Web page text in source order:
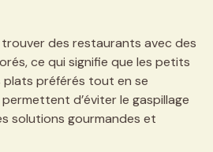
trouver des restaurants avec des
ce qui signifie que les petits
plats préférés tout en se
d’éviter le gaspillage
solutions gourmandes et